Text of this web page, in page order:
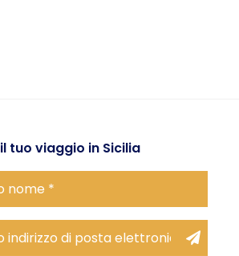
il tuo viaggio in Sicilia